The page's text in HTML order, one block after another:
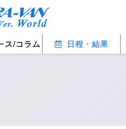
ス/コラム 日程・結果